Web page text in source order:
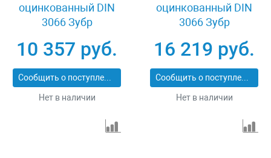
оцинкованный DIN
3066 Зубр
10
10 357 руб.
Сообщить о поступлении
Нет в наличии
оцинкованный DIN
3066 Зубр
14
16 219 руб.
Сообщить о поступлении
Нет в наличии